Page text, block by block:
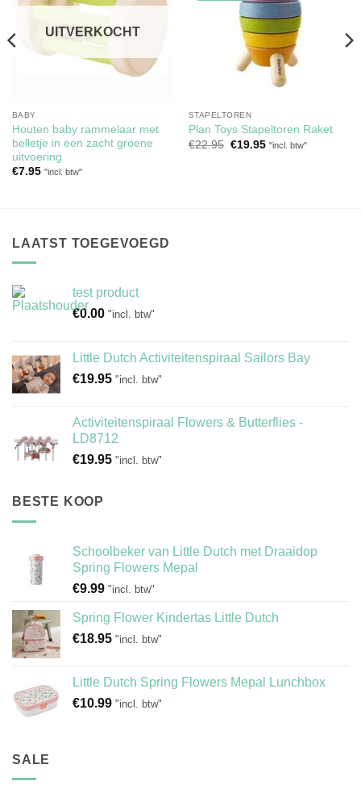
verlanglijst
UITVERKOCHT
BABY
Houten baby rammelaar met
belletje in een zacht groene
uitvoering
€7.95 "incl. btw"
verlanglijst
STAPELTOREN
Plan Toys Stapeltoren Raket
€22.95 Oorspronkelijke
€19.95Huidige
"incl. btw"
LAATST TOEGEVOEGD
test product
€0.00 "incl. btw"
Little Dutch Activiteitenspiraal Sailors Bay
€19.95 "incl. btw"
Activiteitenspiraal Flowers & Butterflies -
LD8712
€19.95 "incl. btw"
BESTE KOOP
Schoolbeker van Little Dutch met Draaidop
Spring Flowers Mepal
€9.99 "incl. btw"
Spring Flower Kindertas Little Dutch
€18.95 "incl. btw"
Little Dutch Spring Flowers Mepal Lunchbox
€10.99 "incl. btw"
SALE